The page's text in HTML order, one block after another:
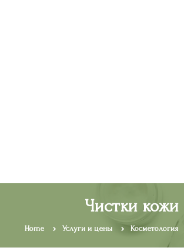
Чистки кожи
Home Услуги и цены Косметология